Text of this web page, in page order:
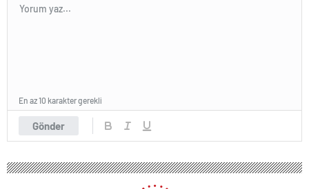
Gönder
En az 10 karakter gerekli